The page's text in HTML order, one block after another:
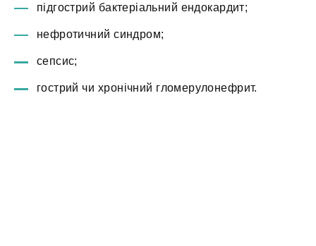
підгострий бактеріальний ендокардит;
нефротичний синдром;
сепсис;
гострий чи хронічний гломерулонефрит.